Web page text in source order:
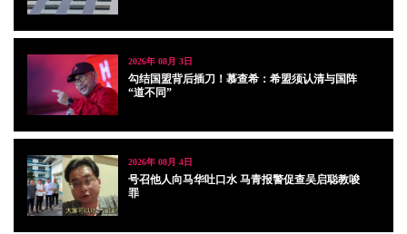
2026年 08月 3日
勾结国盟背后插刀！慕查希：希盟须认清与国阵
“道不同”
2026年 08月 4日
号召他人向马华吐口水 马青报警促查吴启聪教唆
罪